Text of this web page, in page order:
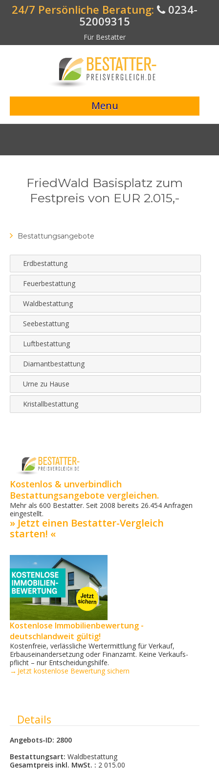
24/7 Persönliche Beratung:
0234-
52009315
Für Bestatter
Menu
> Preisvergleich starten <
Bestattungsvorsorge
FriedWald Basisplatz zum
Festpreis von EUR 2.015,-
Bestattungsangebote
Erdbestattung
Feuerbestattung
Waldbestattung
Seebestattung
Luftbestattung
Diamantbestattung
Urne zu Hause
Kristallbestattung
Kostenlos & unverbindlich
Bestattungsangebote vergleichen.
Mehr als 600 Bestatter. Seit 2008 bereits 26.454 Anfragen
eingestellt.
» Jetzt einen Bestatter-Vergleich
starten! «
Kostenlose Immobilienbewertung -
deutschlandweit gültig!
Kostenfreie, verlässliche Wertermittlung für Verkauf,
Erbauseinandersetzung oder Finanzamt. Keine Verkaufs­
pflicht – nur Entscheidungshilfe.
→ Jetzt kostenlose Bewertung sichern
Ausblenden
Details
Angebots-ID: 2800
Bestattungsart: Waldbestattung
Gesamtpreis inkl. MwSt. : 2 015.00